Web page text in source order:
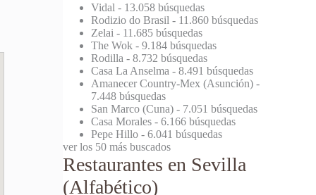
Vidal - 13.058 búsquedas
Rodizio do Brasil - 11.860 búsquedas
Zelai - 11.685 búsquedas
The Wok - 9.184 búsquedas
Rodilla - 8.732 búsquedas
Casa La Anselma - 8.491 búsquedas
Amanecer Country-Mex (Asunción) -
7.448 búsquedas
San Marco (Cuna) - 7.051 búsquedas
Casa Morales - 6.166 búsquedas
Pepe Hillo - 6.041 búsquedas
ver los 50 más buscados
Restaurantes en Sevilla
(Alfabético)